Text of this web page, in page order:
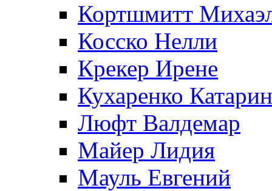
Кортшмитт
Косско Нелли
Крекер Ирене
Кухаренко
Люфт Валдемaр
Майер Лидия
Мауль Евгений